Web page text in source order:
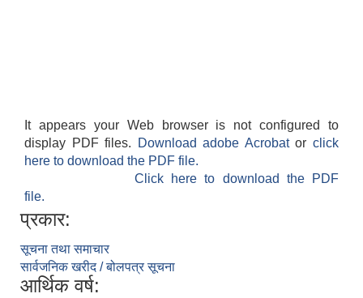
It appears your Web browser is not configured to
display PDF files.
Download adobe Acrobatorclick
here to download the PDF file.
Click here to download the PDF
file.
प्रकार:
सूचना तथा समाचार
सार्वजनिक खरीद / बोलपत्र सूचना
आर्थिक वर्ष: